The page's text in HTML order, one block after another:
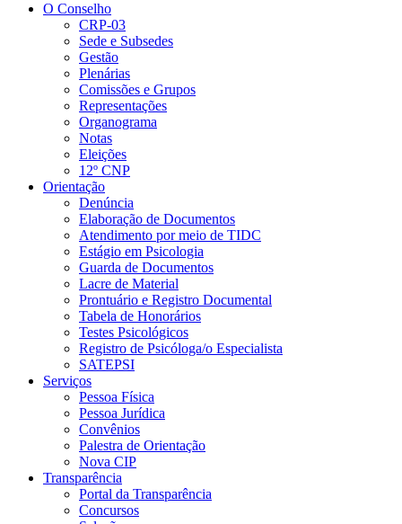
O Conselho
CRP-03
Sede e Subsedes
Gestão
Plenárias
Comissões e Grupos
Representações
Organograma
Notas
Eleições
12º CNP
Orientação
Denúncia
Elaboração de Documentos
Atendimento por meio de TIDC
Estágio em Psicologia
Guarda de Documentos
Lacre de Material
Prontuário e Registro Documental
Tabela de Honorários
Testes Psicológicos
Registro de Psicóloga/o Especialista
SATEPSI
Serviços
Pessoa Física
Pessoa Jurídica
Convênios
Palestra de Orientação
Nova CIP
Transparência
Portal da Transparência
Concursos